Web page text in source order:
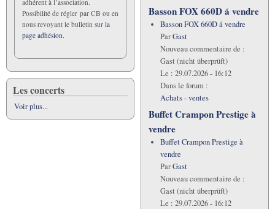
adhérent à l’association.
Possibilité de régler par CB ou en
nous revoyant le bulletin sur la
page adhésion.
Les concerts
Voir plus...
Basson FOX 660D á vendre
Basson FOX 660D á vendre
ParGast
Nouveau commentaire de :
Gast (nicht überprüft)
Le : 29.07.2026 - 16:12
Dans le forum :
Achats - ventes
Buffet Crampon Prestige à
vendre
Buffet Crampon Prestige à
vendre
ParGast
Nouveau commentaire de :
Gast (nicht überprüft)
Le : 29.07.2026 - 16:12